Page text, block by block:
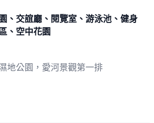
、交誼廳、閱覽室、游泳池、健身
、空中花園
地公園，愛河景觀第一排